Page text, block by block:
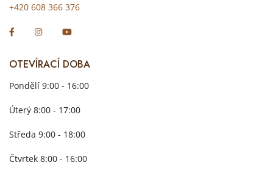
+420 608 366 376
OTEVÍRACÍ DOBA
Pondělí 9:00 - 16:00
Úterý 8:00 - 17:00
Středa 9:00 - 18:00
Čtvrtek 8:00 - 16:00